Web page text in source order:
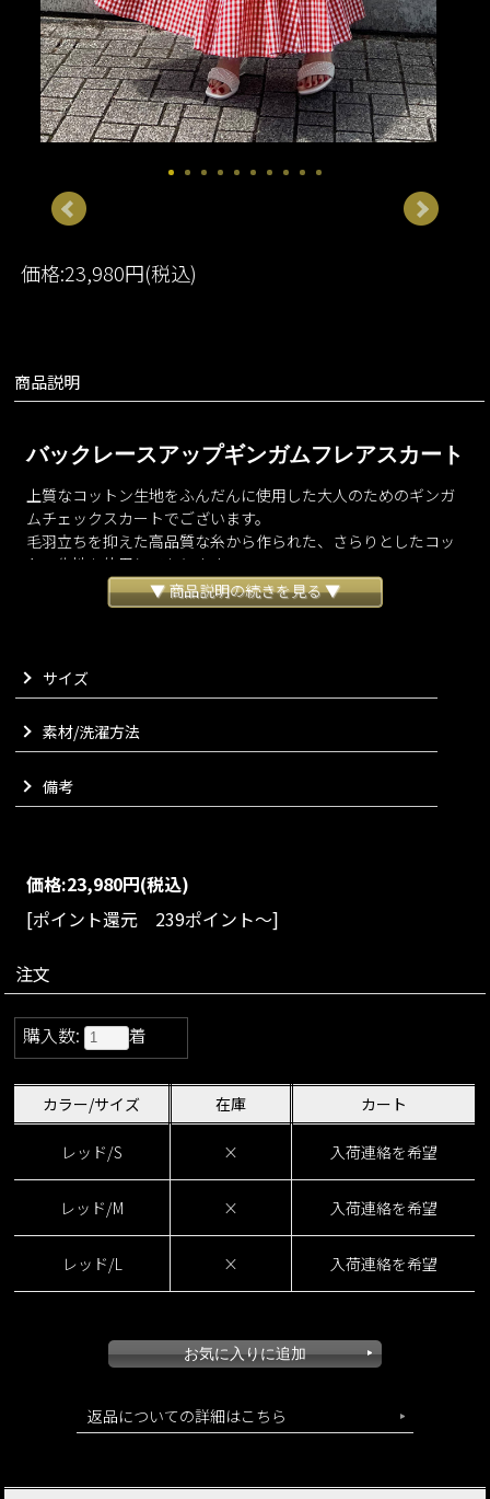
価格:23,980円(税込)
商品説明
バックレースアップギンガムフレアスカート
上質なコットン生地をふんだんに使用した大人のためのギンガ
ムチェックスカートでございます。
毛羽立ちを抑えた高品質な糸から作られた、さらりとしたコッ
トン生地を使用しております。
スカート下部に三角マチをたっぷりと入れることでヒップ周り
はボリュームを抑え、下に行くほど増すフレア感により歩くだ
ワイドにデザインされたウエスト帯が腰を細くスッキリと見せ
てくれ、後ろは編み上げデザインになっているのでお好みのフ
ィット感に調整していただけます。
左右には深めのポケットがついております。
度から見てシルエットが美しく見えるラグジュアリーな一枚に
VARIATION
size：S/M/Lcolor：ブラック/ブルー/レッド
▼ 商品説明の続きを見る ▼
サイズ
素材/洗濯方法
備考
価格:23,980円(税込)
[ポイント還元 239ポイント～]
注文
購入数: 着
カラー/サイズ 在庫 カート
レッド/S × 入荷連絡を希望
レッド/M × 入荷連絡を希望
レッド/L × 入荷連絡を希望
返品についての詳細はこちら